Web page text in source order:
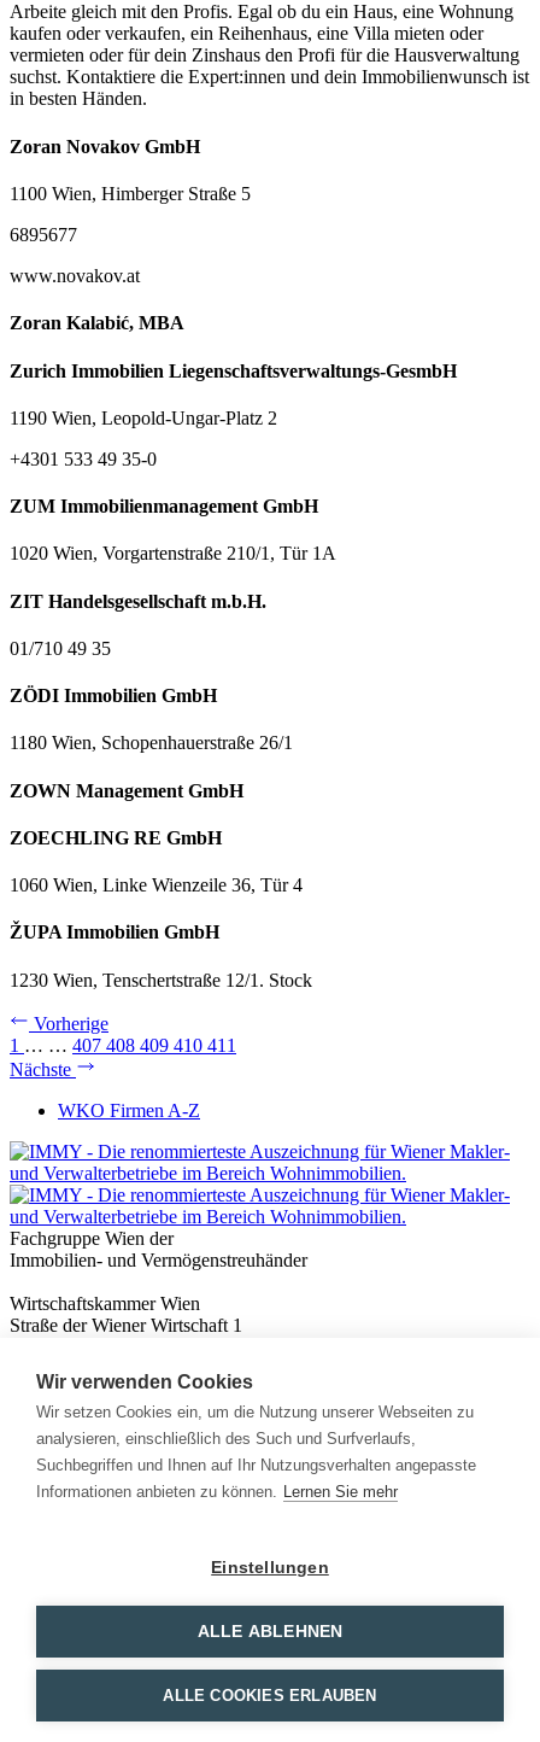
Arbeite gleich mit den Profis. Egal ob du ein Haus, eine Wohnung
kaufen oder verkaufen, ein Reihenhaus, eine Villa mieten oder
vermieten oder für dein Zinshaus den Profi für die Hausverwaltung
suchst. Kontaktiere die Expert:innen und dein Immobilienwunsch ist
in besten Händen.
Zoran Novakov GmbH
1100 Wien, Himberger Straße 5
6895677
www.novakov.at
Zoran Kalabić, MBA
Zurich Immobilien Liegenschaftsverwaltungs-GesmbH
1190 Wien, Leopold-Ungar-Platz 2
+4301 533 49 35-0
ZUM Immobilienmanagement GmbH
1020 Wien, Vorgartenstraße 210/1, Tür 1A
ZIT Handelsgesellschaft m.b.H.
01/710 49 35
ZÖDI Immobilien GmbH
1180 Wien, Schopenhauerstraße 26/1
ZOWN Management GmbH
ZOECHLING RE GmbH
1060 Wien, Linke Wienzeile 36, Tür 4
ŽUPA Immobilien GmbH
1230 Wien, Tenschertstraße 12/1. Stock
Vorherige
1 … … 407 408 409 410 411
Nächste
WKO Firmen A-Z
Fachgruppe Wien der
Immobilien- und Vermögenstreuhänder
Wirtschaftskammer Wien
Straße der Wiener Wirtschaft 1
Nützliches
Immobilienwissen
Formulare & Rechner
Expert:innen
Info
Wir verwenden Cookies
Wir setzen Cookies ein, um die Nutzung unserer Webseiten zu
analysieren, einschließlich des Such und Surfverlaufs,
Suchbegriffen und Ihnen auf Ihr Nutzungsverhalten angepasste
Informationen anbieten zu können. Lernen Sie mehr
Einstellungen
ALLE ABLEHNEN
ALLE COOKIES ERLAUBEN